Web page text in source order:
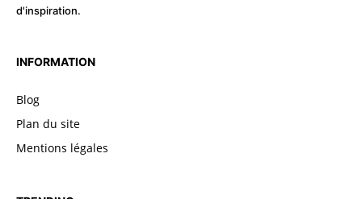
d'inspiration.
INFORMATION
Blog
Plan du site
Mentions légales